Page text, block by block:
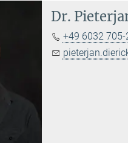
Dr.
+49 6032 705-